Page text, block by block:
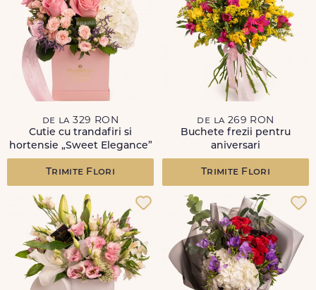
de la 329 RON
Cutie cu trandafiri si
hortensie „Sweet Elegance”
Trimite Flori
de la 269 RON
Buchete frezii pentru
aniversari
Trimite Flori